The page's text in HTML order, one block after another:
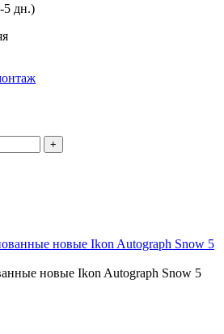
5 дн.)
+
новые Ikon Autograph Snow 5